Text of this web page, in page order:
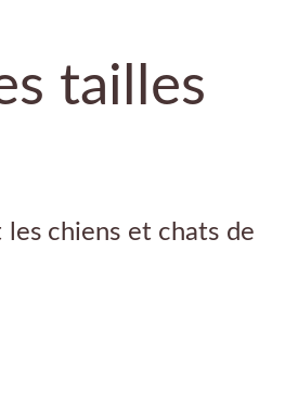
tailles
chiens et chats de